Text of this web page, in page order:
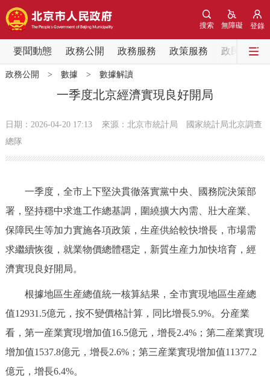
登錄
無障礙
搜索
要聞動態 政務公開 政務服務 政策服務 政民互動
要聞動態
黨中央精神 國務院資訊
市領導 機構職能 政策服務
政策兌現 政策解讀 回應關切
政務服務
個人服務 法人服務 部門服務
政務公開 > 數據 > 數據解讀
一季度北京經濟實現良好開局
日期：2026-04-20 17:13
來源：北京市統計局 國家統計局北京調查
總隊
一季度，全市上下堅決貫徹落實黨中央、國務院決策部
署，堅持穩中求進工作總基調，圍繞擴大內需、壯大産業、
保障民生等加力實施各項政策，生産供給較快增長，市場需
求繼續恢復，就業物價總體穩定，新質生産力加快培育，經
濟實現良好開局。
根據地區生産總值統一核算結果，全市實現地區生産總
值12931.5億元，按不變價格計算，同比增長5.9%。分産業
看，第一産業實現增加值16.5億元，增長2.4%；第二産業實現
增加值1537.8億元，增長2.6%；第三産業實現增加值11377.2
億元，增長6.4%。